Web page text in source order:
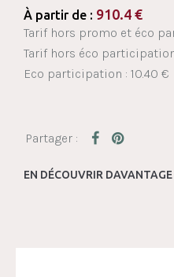
À partir de : 910.4 €
Tarif hors promo et éco
Tarif hors éco
Eco participation : 10.40 €
EN DÉCOUVRIR DAVANTAGE